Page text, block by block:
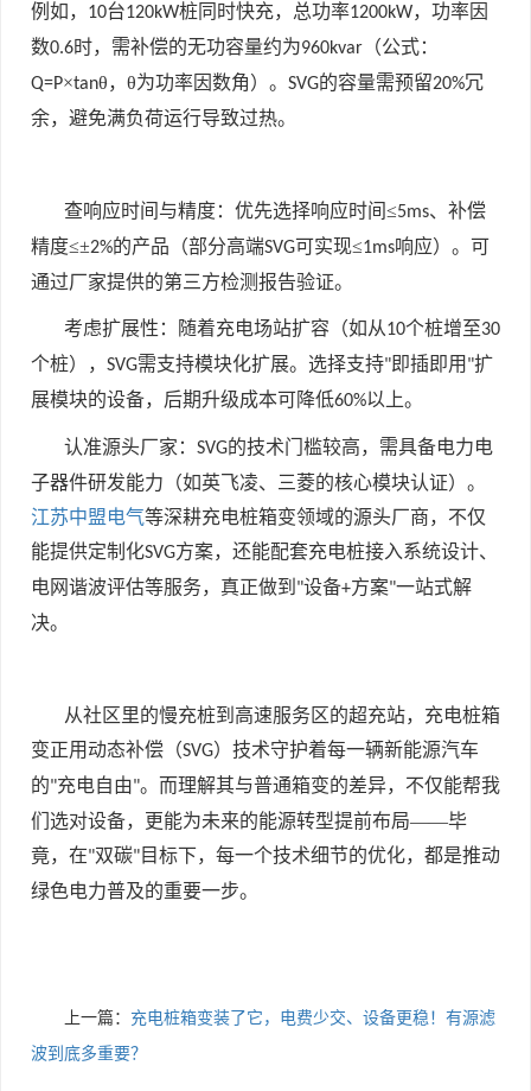
例如， 10台120kW桩同时快充，总功率1200kW，功率因
数0.6时，需补偿的无功容量约为960kvar （公式：
Q=P×tanθ，θ为功率因数角）。 SVG的容量需预留20%冗
余，避免满负荷运行导致过热。
查响应时间与精度：优先选择响应时间≤5ms、补偿
精度≤±2%的产品（部分高端SVG可实现≤1ms响应）。可
通过厂家提供的第三方检测报告验证。
考虑扩展性：随着充电场站扩容（如从10个桩增至30
个桩）， SVG需支持模块化扩展。选择支持"即插即用 "扩
展模块的设备，后期升级成本可降低60%以上。
认准源头厂家： SVG的技术门槛较高，需具备电力电
子器件研发能力（如英飞凌、三菱的核心模块认证）。
江苏中盟电气等深耕充电桩箱变领域的源头厂商，不仅
能提供定制化SVG方案，还能配套充电桩接入系统设计、
电网谐波评估等服务，真正做到 "设备+方案"一站式解
决。
从社区里的慢充桩到高速服务区的超充站，充电桩箱
变正用动态补偿（SVG）技术守护着每一辆新能源汽车
的"充电自由"。而理解其与普通箱变的差异，不仅能帮我
们选对设备，更能为未来的能源转型提前布局——毕
竟，在"双碳"目标下，每一个技术细节的优化，都是推动
绿色电力普及的重要一步。
上一篇： 充电桩箱变装了它，电费少交、设备更稳！有源滤
波到底多重要？